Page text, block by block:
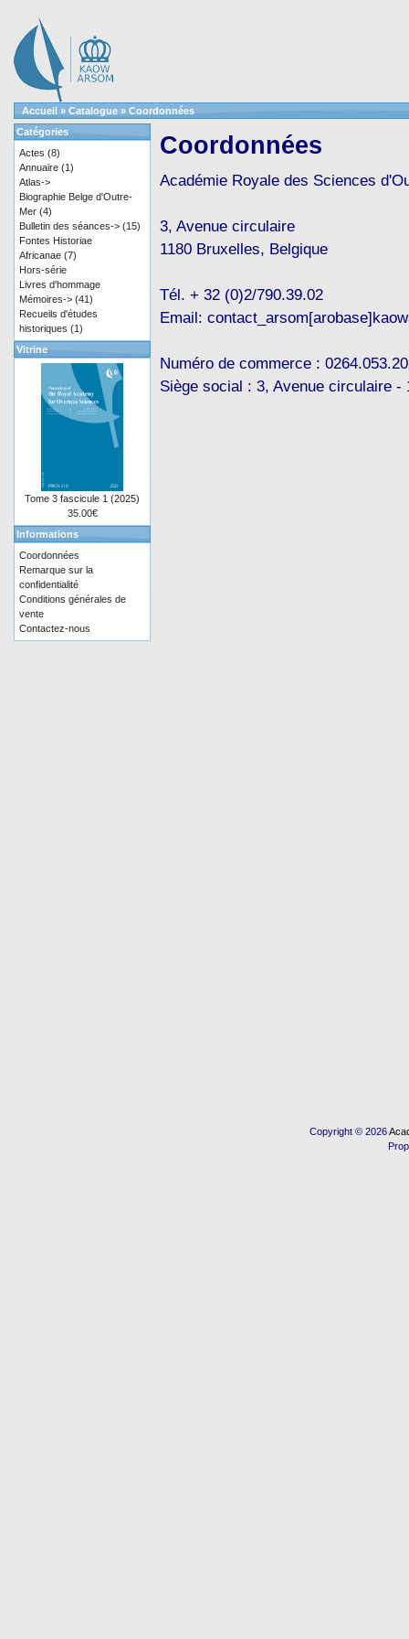
Accueil » Catalogue » Coordonnées
Coordonnées
Académie Royale des Sciences
3, Avenue circulaire
1180 Bruxelles, Belgique
Tél. + 32 (0)2/790.39.02
Email:
Numéro de commerce :
Siège social : 3, Avenue circulaire -
Catégories
Actes (8)
Annuaire (1)
Atlas->
Biographie Belge d'Outre-
Mer (4)
Bulletin des séances-> (15)
Fontes Historiae
Africanae (7)
Hors-série
Livres d'hommage
Mémoires-> (41)
Recueils d'études
historiques (1)
Vitrine
Tome 3 fascicule 1 (2025)
35.00€
Informations
Coordonnées
Remarque sur la
confidentialité
Conditions générales de
vente
Contactez-nous
Copyright © 2026